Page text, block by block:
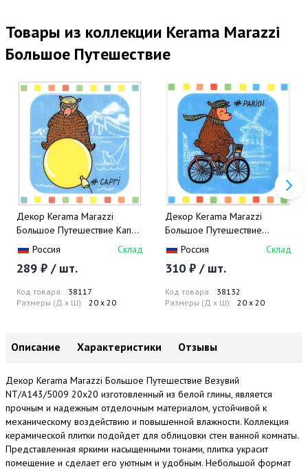
Товары из коллекции Kerama Marazzi
Большое Путешествие
Декор Kerama Marazzi
Большое Путешествие Капри
NT/A142/5009 20x20
Россия Склад
289 ₽ / шт.
Код товара: 38117
Размеры (Д x Ш): 20 x 20
Декор Kerama Marazzi
Большое Путешествие
Велосипед NT/A241/5009
Россия Склад
310 ₽ / шт.
Код товара: 38132
Размеры (Д x Ш): 20 x 20
Описание Характеристики Отзывы
Декор Kerama Marazzi Большое Путешествие Везувий
NT/A143/5009 20x20 изготовленный из белой глины, является
прочным и надежным отделочным материалом, устойчивой к
механическому воздействию и повышенной влажности. Коллекция
керамической плитки подойдет для облицовки стен ванной комнаты.
Представленная яркими насыщенными тонами, плитка украсит
помещение и сделает его уютным и удобным. Небольшой формат